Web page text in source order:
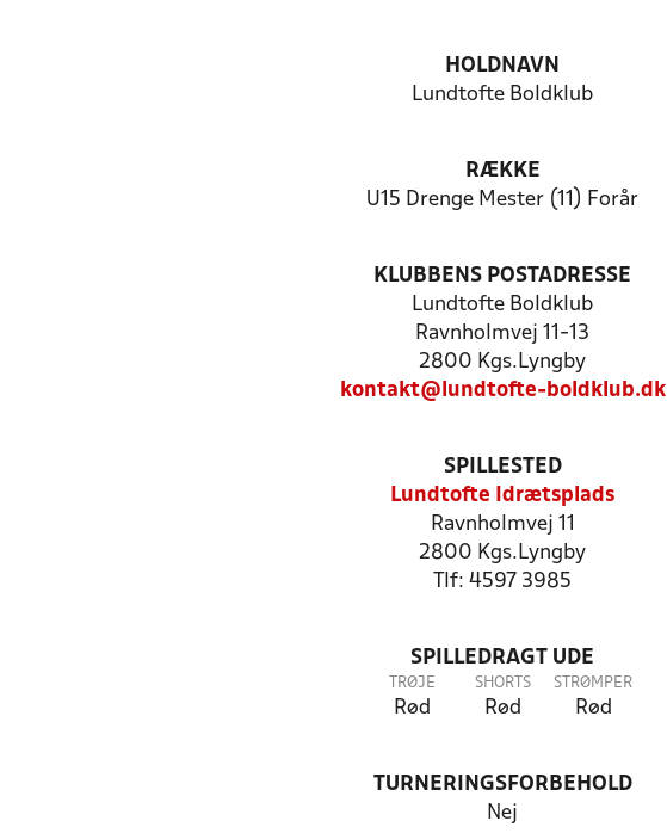
HOLDNAVN
Lundtofte Boldklub
RÆKKE
U15 Drenge Mester (11) Forår
KLUBBENS POSTADRESSE
Lundtofte Boldklub
Ravnholmvej 11-13
2800 Kgs.Lyngby
kontakt@lundtofte-boldklub.dk
SPILLESTED
Lundtofte Idrætsplads
Ravnholmvej 11
2800 Kgs.Lyngby
Tlf: 4597 3985
SPILLEDRAGT UDE
TRØJE
Rød
SHORTS
Rød
STRØMPER
Rød
TURNERINGSFORBEHOLD
Nej